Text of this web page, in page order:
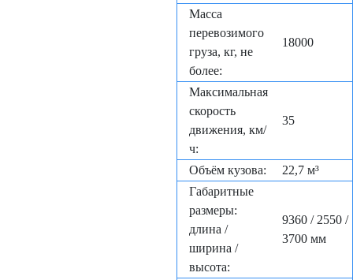
Масса
перевозимого
груза, кг, не
более:
18000
Максимальная
скорость
движения, км/
ч:
35
Объём кузова:
22,7 м³
Габаритные
размеры:
длина /
ширина /
высота:
9360 / 2550 /
3700 мм